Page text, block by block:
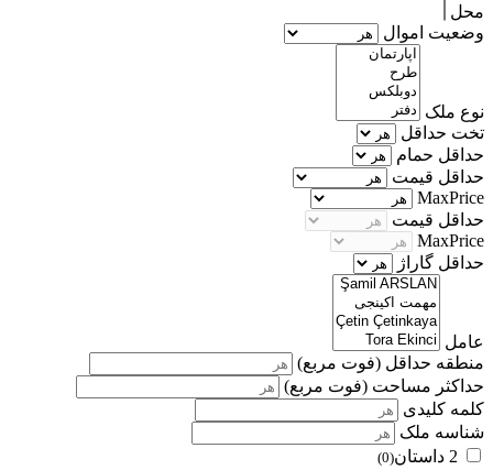
محل
وضعیت اموال
نوع ملک
تخت حداقل
حداقل حمام
حداقل قیمت
MaxPrice
حداقل قیمت
MaxPrice
حداقل گاراژ
عامل
منطقه حداقل (فوت مربع)
حداکثر مساحت (فوت مربع)
کلمه کلیدی
شناسه ملک
2 داستان
(0)